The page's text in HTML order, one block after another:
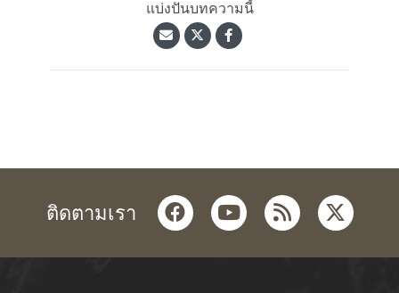
แบ่งปันบทความนี้
ติดตามเรา facebookyoutube
rss twitter